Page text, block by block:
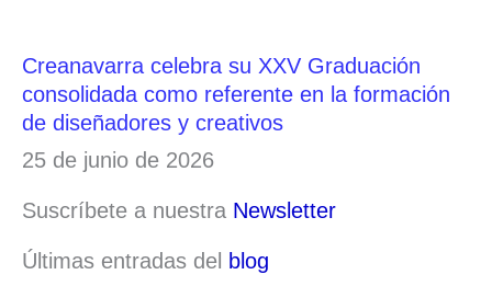
Creanavarra celebra su XXV Graduación
consolidada como referente en la formación
de diseñadores y creativos
25 de junio de 2026
Suscríbete a nuestra Newsletter
Últimas entradas del blog